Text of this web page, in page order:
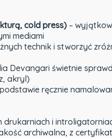
cold press) –
mediami
technik i stworzyć
Devangari świetnie
akryl)
ręcznie
drukarniach i
archiwalna, z